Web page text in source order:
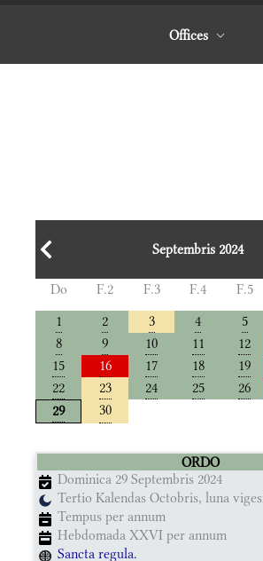
Offices
Septembris 2024
Do F.2 F.3 F.4 F.5
1
2 3 4 5
8
9 10 11 12
15
16 17 18 19
22
23 24 25 26
29
30
ORDO
Dominica 29 Septembris 2024
Tertio Kalendas Octobris, luna
Tempus per annum
Hebdomada XXVI per annum
Sancta regula.